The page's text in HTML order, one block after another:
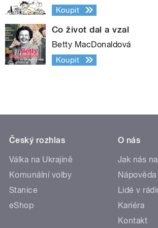
Koupit
Co život dal a vzal
Betty MacDonaldová
Koupit
Český rozhlas
Válka na Ukrajině
Komunální volby
Stanice
eShop
O nás
Jak nás
Nápověda
Lidé v
Kariéra
Kontakt